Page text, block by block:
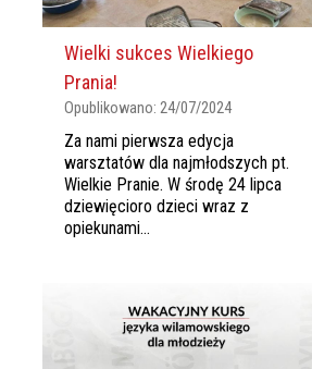
Wielki sukces Wielkiego
Prania!
Opublikowano: 24/07/2024
Za nami pierwsza edycja
warsztatów dla najmłodszych pt.
Wielkie Pranie. W środę 24 lipca
dziewięcioro dzieci wraz z
opiekunami...